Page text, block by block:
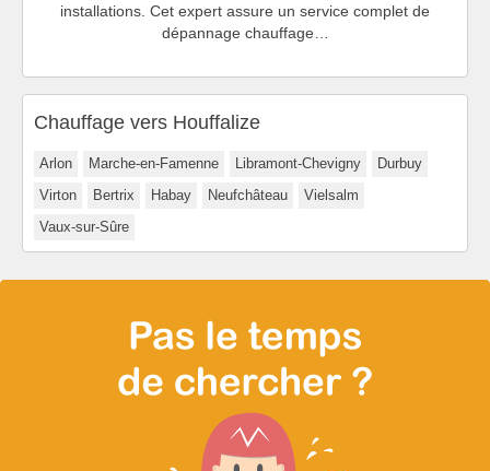
installations. Cet expert assure un service complet de
dépannage chauffage…
Chauffage vers Houffalize
Arlon Marche-en-Famenne Libramont-Chevigny
Durbuy
Virton
Bertrix Habay Neufchâteau
Vielsalm
Vaux-sur-Sûre